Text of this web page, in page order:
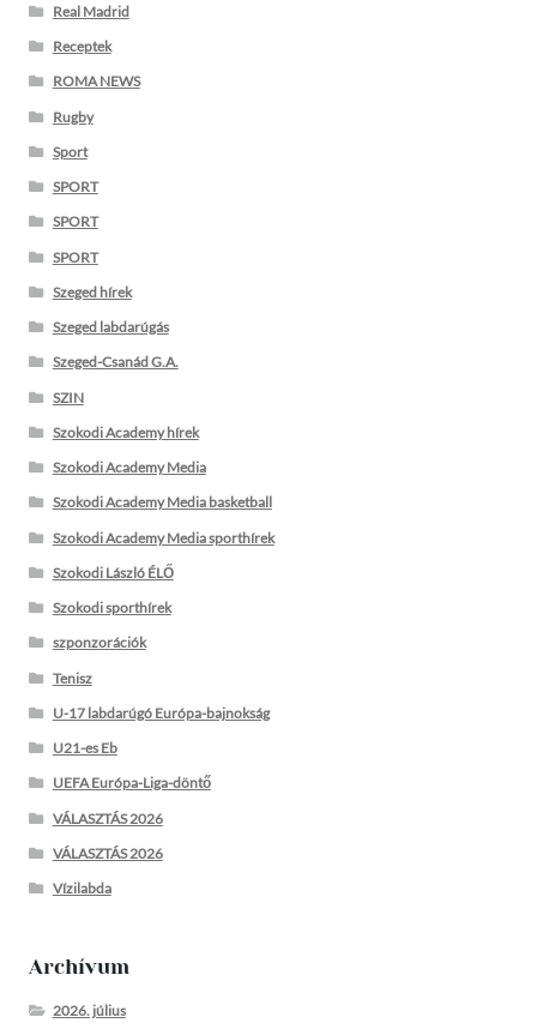
Real Madrid
Receptek
ROMA NEWS
Rugby
Sport
SPORT
SPORT
SPORT
Szeged hírek
Szeged labdarúgás
Szeged-Csanád G.A.
SZIN
Szokodi Academy hírek
Szokodi Academy Media
Szokodi Academy Media basketball
Szokodi Academy Media sporthírek
Szokodi László ÉLŐ
Szokodi sporthírek
szponzorációk
Tenisz
U-17 labdarúgó Európa-bajnokság
U21-es Eb
UEFA Európa-Liga-döntő
VÁLASZTÁS 2026
VÁLASZTÁS 2026
Vízilabda
Archívum
2026. július